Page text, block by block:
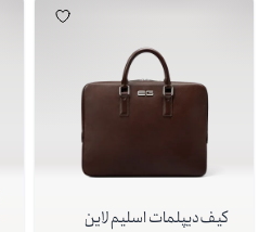
کیف دیپلمات اسلیم لاین